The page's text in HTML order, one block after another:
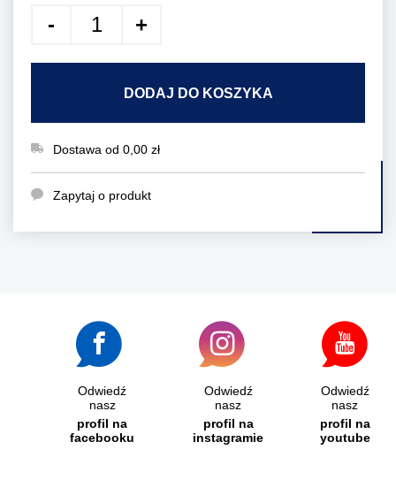
DODAJ DO KOSZYKA
Dostawa od 0,00 zł
Zapytaj o produkt
Odwiedź
nasz
profil na
facebooku
Odwiedź
nasz
profil na
instagramie
Odwiedź
nasz
profil na
youtube